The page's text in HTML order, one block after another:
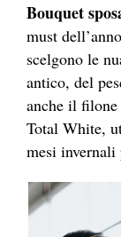
Bouquet
must
scelgono le
antico, del
anche il
Total White,
mesi invernali